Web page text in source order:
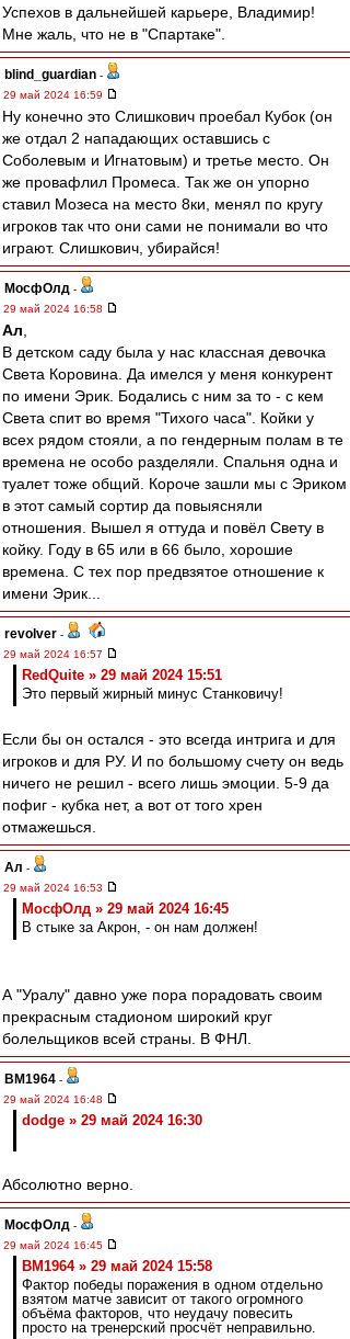
Успехов в дальнейшей карьере, Владимир!
Мне жаль, что не в "Спартаке".
blind_guardian -
29 май 2024 16:59
Ну конечно это Слишкович проебал Кубок (он
же отдал 2 нападающих оставшись с
Соболевым и Игнатовым) и третье место. Он
же провафлил Промеса. Так же он упорно
ставил Мозеса на место 8ки, менял по кругу
игроков так что они сами не понимали во что
играют. Слишкович, убирайся!
МосфОлд -
29 май 2024 16:58
Ал
В детском саду была у нас классная девочка
Света Коровина. Да имелся у меня конкурент
по имени Эрик. Бодались с ним за то - с кем
Света спит во время "Тихого часа". Койки у
всех рядом стояли, а по гендерным полам в те
времена не особо разделяли. Спальня одна и
туалет тоже общий. Короче зашли мы с Эриком
в этот самый сортир да повыясняли
отношения. Вышел я оттуда и повёл Свету в
койку. Году в 65 или в 66 было, хорошие
времена. С тех пор предвзятое отношение к
имени Эрик...
revolver -
29 май 2024 16:57
RedQuite » 29 май 2024 15:51
Это первый жирный минус Станковичу!
Если бы он остался - это всегда интрига и для
игроков и для РУ. И по большому счету он ведь
ничего не решил - всего лишь эмоции. 5-9 да
пофиг - кубка нет, а вот от того хрен
отмажешься.
Ал -
29 май 2024 16:53
МосфОлд » 29 май 2024 16:45
В стыке за Акрон, - он нам должен!
А "Уралу" давно уже пора порадовать своим
прекрасным стадионом широкий круг
болельщиков всей страны. В ФНЛ.
BM1964 -
29 май 2024 16:48
dodge » 29 май 2024 16:30
Абсолютно верно.
МосфОлд -
29 май 2024 16:45
BM1964 » 29 май 2024 15:58
Фактор победы поражения в одном отдельно
взятом матче зависит от такого огромного
объёма факторов, что неудачу повесить
просто на тренерский просчёт неправильно.